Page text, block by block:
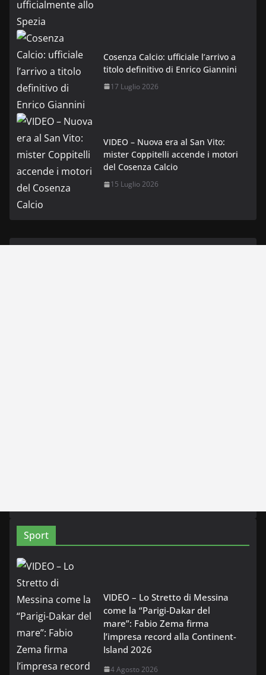
Cosenza Calcio: ufficiale l’arrivo a
titolo definitivo di Enrico Giannini
17 Luglio 2026
VIDEO – Nuova era al San Vito:
mister Coppitelli accende i motori
del Cosenza Calcio
15 Luglio 2026
Sport
VIDEO – Lo Stretto di Messina
come la “Parigi-Dakar del
mare”: Fabio Zema firma
l’impresa record alla Continent-
Island 2026
4 Agosto 2026